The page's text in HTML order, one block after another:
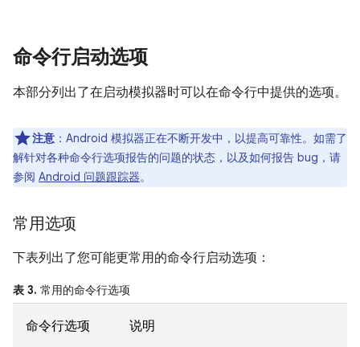
命令行启动选项
本部分列出了在启动模拟器时可以在命令行中提供的选项。
注意 ：Android 模拟器正在不断开发中，以提高可靠性。如需了
解针对各种命令行选项报告的问题的状态，以及如何报告 bug，请
参阅 Android 问题跟踪器。
常用选项
下表列出了您可能更常用的命令行启动选项：
表 3. 常用的命令行选项
命令行选项 说明